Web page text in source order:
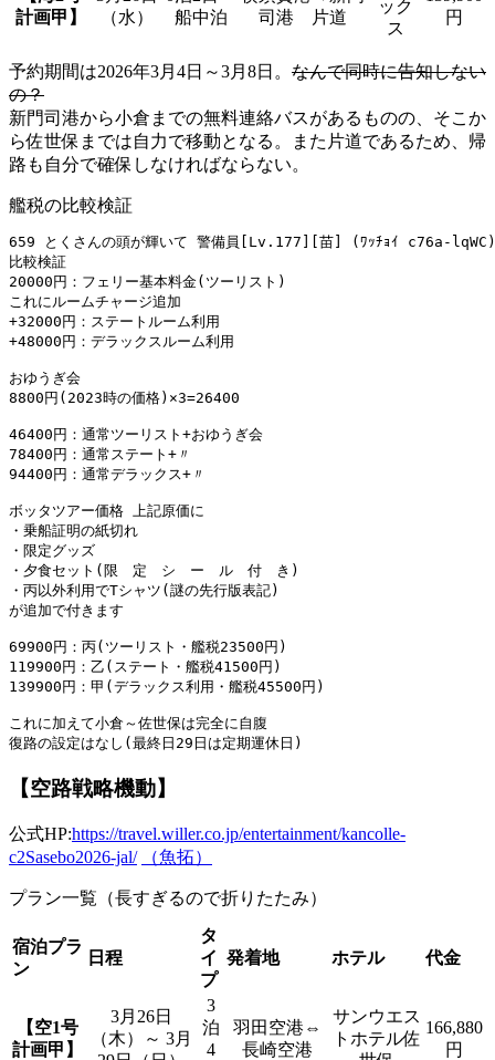
計画甲】
（水）
船中泊
司港 片道
ック
ス
円
予約期間は2026年3月4日～3月8日。 なんで同時に告知しない
の？
新門司港から小倉までの無料連絡バスがあるものの、そこか
ら佐世保までは自力で移動となる。また片道であるため、帰
路も自分で確保しなければならない。
艦税の比較検証
659 とくさんの頭が輝いて 警備員[Lv.177][苗] (ﾜｯﾁｮｲ c76a-
比較検証
20000円：フェリー基本料金(ツーリスト)
これにルームチャージ追加
+32000円：ステートルーム利用
+48000円：デラックスルーム利用
おゆうぎ会
8800円(2023時の価格)×3=26400
46400円：通常ツーリスト+おゆうぎ会
78400円：通常ステート+〃
94400円：通常デラックス+〃
ボッタツアー価格 上記原価に
・乗船証明の紙切れ
・限定グッズ
・夕食セット(限　定　シ　ー　ル　付　き)
・丙以外利用でTシャツ(謎の先行版表記)
が追加で付きます
69900円：丙(ツーリスト・艦税23500円)
119900円：乙(ステート・艦税41500円)
139900円：甲(デラックス利用・艦税45500円)
これに加えて小倉～佐世保は完全に自腹
【空路戦略機動】
公式HP:https://travel.willer.co.jp/entertainment/kancolle-
c2Sasebo2026-jal/
（魚拓）
プラン一覧（長すぎるので折りたたみ）
宿泊プラ
ン
日程
タ
イ
プ
発着地 ホテル 代金
【空1号
計画甲】
3月26日
（木）～ 3月
3
泊
4
羽田空港⇔
長崎空港
サンウエス
トホテル佐
166,880
円